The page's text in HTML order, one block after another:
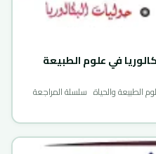
في علوم الطبيعة
الطبيعة والحياة سلسلة المراجعة